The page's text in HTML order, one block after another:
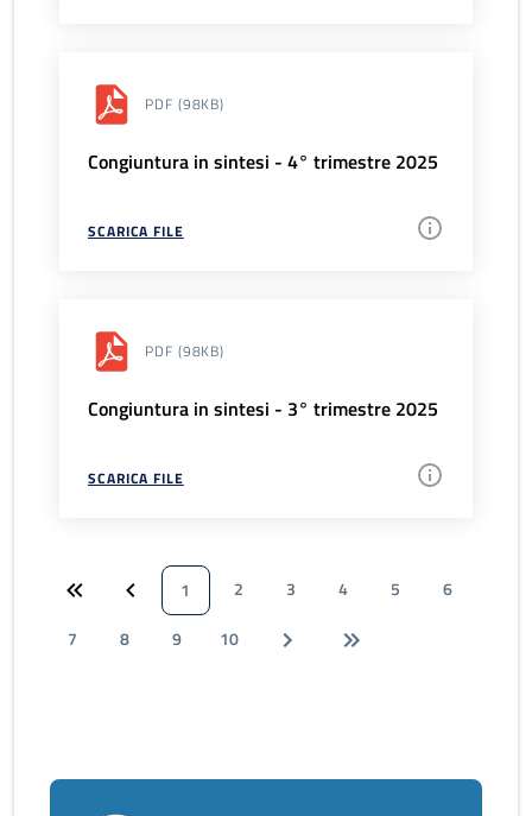
PDF (98KB)
Congiuntura in sintesi - 4° trimestre 2025
SCARICA FILE
PDF (98KB)
Congiuntura in sintesi - 3° trimestre 2025
SCARICA FILE
1 2 3 4 5
6
7
8 9 10